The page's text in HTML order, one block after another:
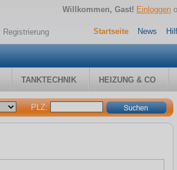
Willkommen, Gast! Einloggen
Registrierung Startseite News
TANKTECHNIK HEIZUNG & CO
PLZ: